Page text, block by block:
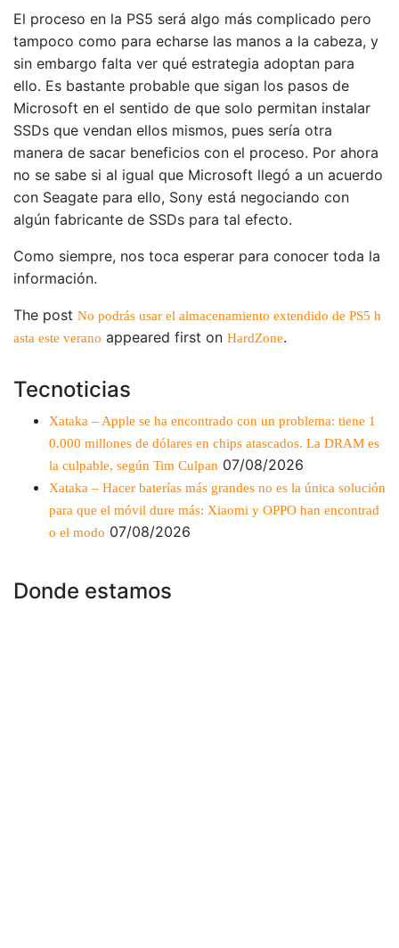
El proceso en la PS5 será algo más complicado pero
tampoco como para echarse las manos a la cabeza, y
sin embargo falta ver qué estrategia adoptan para
ello. Es bastante probable que sigan los pasos de
Microsoft en el sentido de que solo permitan instalar
SSDs que vendan ellos mismos, pues sería otra
manera de sacar beneficios con el proceso. Por ahora
no se sabe si al igual que Microsoft llegó a un acuerdo
con Seagate para ello, Sony está negociando con
algún fabricante de SSDs para tal efecto.
Como siempre, nos toca esperar para conocer toda la
información.
The post No podrás usar el almacenamiento extendido de PS5 h
asta este verano appeared first on HardZone.
Tecnoticias
Xataka – Apple se ha encontrado con un problema: tiene 1
0.000 millones de dólares en chips atascados. La DRAM es
la culpable, según Tim Culpan 07/08/2026
Xataka – Hacer baterías más grandes no es la única solución
para que el móvil dure más: Xiaomi y OPPO han encontrad
o el modo 07/08/2026
Donde estamos